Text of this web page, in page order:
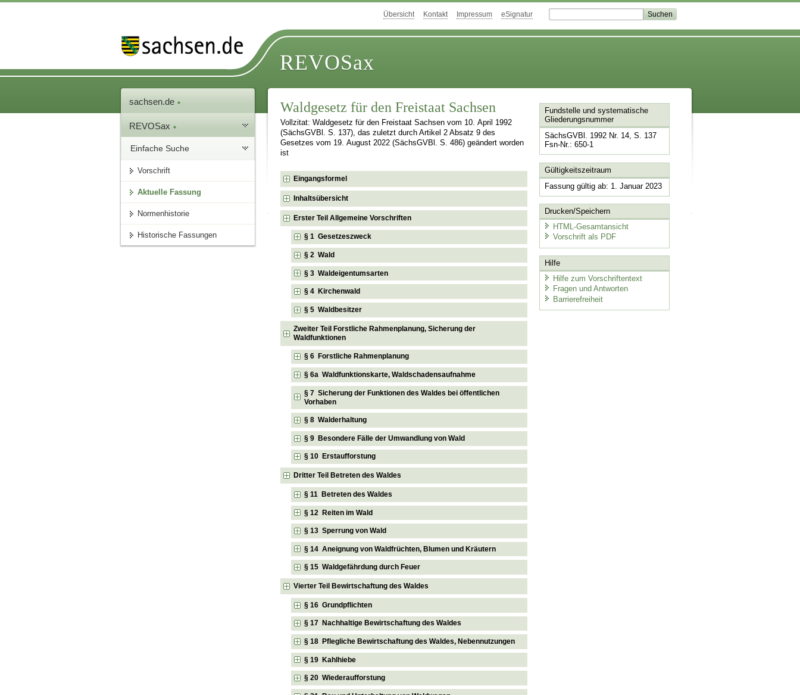
Übersicht Kontakt Impressum eSignatur
REVOSax
sachsen.de
REVOSax
Einfache Suche
Vorschrift
Aktuelle Fassung
Normenhistorie
Historische Fassungen
Waldgesetz für den Freistaat Sachsen
Vollzitat: Waldgesetz für den Freistaat Sachsen vom 10. April 1992
(SächsGVBl. S. 137), das zuletzt durch Artikel 2 Absatz 9 des
Gesetzes vom 19. August 2022 (SächsGVBl. S. 486) geändert worden
ist
Eingangsformel
Inhaltsübersicht
Erster Teil Allgemeine Vorschriften
§ 1 Gesetzeszweck
§ 2 Wald
§ 3 Waldeigentumsarten
§ 4 Kirchenwald
§ 5 Waldbesitzer
Zweiter Teil Forstliche Rahmenplanung, Sicherung der
Waldfunktionen
§ 6 Forstliche Rahmenplanung
§ 6a Waldfunktionskarte, Waldschadensaufnahme
§ 7 Sicherung der Funktionen des Waldes bei öffentlichen
Vorhaben
§ 8 Walderhaltung
§ 9 Besondere Fälle der Umwandlung von Wald
§ 10 Erstaufforstung
Dritter Teil Betreten des Waldes
§ 11 Betreten des Waldes
§ 12 Reiten im Wald
§ 13 Sperrung von Wald
§ 14 Aneignung von Waldfrüchten, Blumen und Kräutern
§ 15 Waldgefährdung durch Feuer
Vierter Teil Bewirtschaftung des Waldes
§ 16 Grundpflichten
§ 17 Nachhaltige Bewirtschaftung des Waldes
§ 18 Pflegliche Bewirtschaftung des Waldes, Nebennutzungen
§ 19 Kahlhiebe
§ 20 Wiederaufforstung
Fundstelle und systematische
Gliederungsnummer
SächsGVBl. 1992 Nr. 14, S. 137
Fsn-Nr.: 650-1
Gültigkeitszeitraum
Fassung gültig ab: 1. Januar 2023
Drucken/Speichern
HTML-Gesamtansicht
Vorschrift als PDF
Hilfe
Hilfe zum Vorschriftentext
Fragen und Antworten
Barrierefreiheit